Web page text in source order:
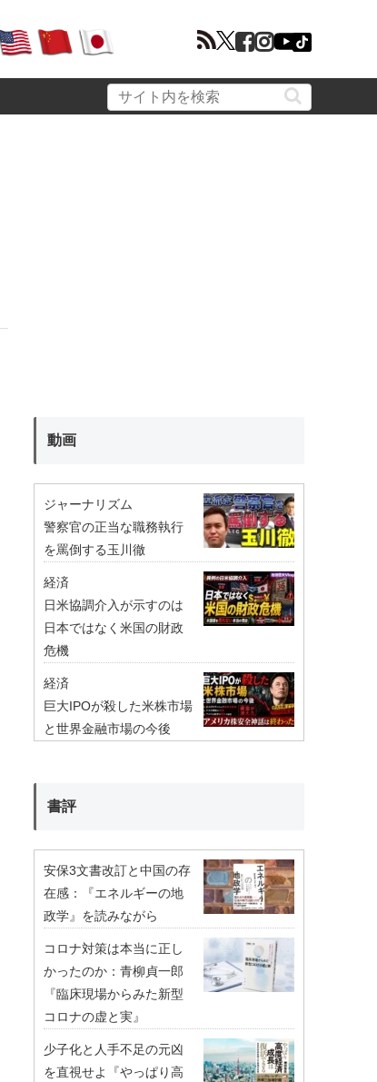
動画
ジャーナリズム
警察官の正当な職務執行
を罵倒する玉川徹
経済
日米協調介入が示すのは
日本ではなく米国の財政
危機
経済
巨大IPOが殺した米株市場
と世界金融市場の今後
書評
安保3文書改訂と中国の存
在感：『エネルギーの地
政学』を読みながら
コロナ対策は本当に正し
かったのか：青柳貞一郎
『臨床現場からみた新型
コロナの虚と実』
少子化と人手不足の元凶
を直視せよ『やっぱり高